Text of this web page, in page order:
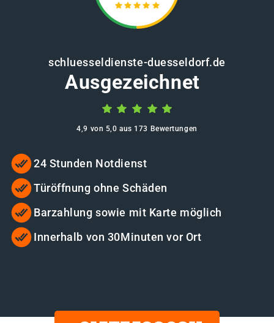
schluesseldienste-duesseldorf.de
Ausgezeichnet
4,9 von 5,0 aus 173 Bewertungen
24 Stunden Notdienst
Türöffnung ohne Schäden
Barzahlung sowie mit Karte möglich
Innerhalb von 30Minuten vor Ort